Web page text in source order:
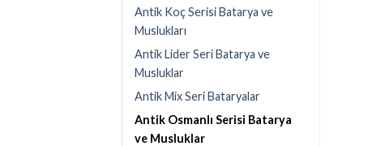
Antik Koç Serisi Batarya ve
Muslukları
Antik Lider Seri Batarya ve
Musluklar
Antik Mix Seri Bataryalar
Antik Osmanlı Serisi Batarya
ve Musluklar